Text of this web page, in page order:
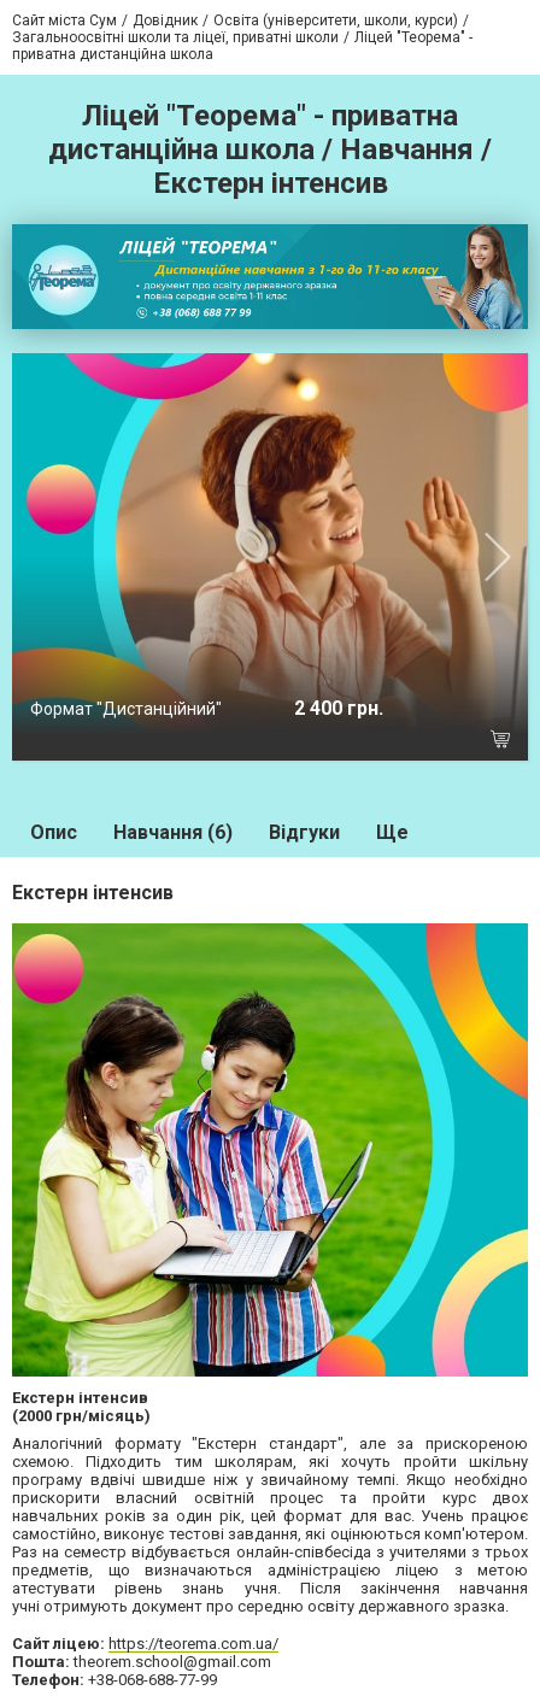
Сайт міста Сум Довідник
Освіта (університети, школи, курси)
Загальноосвітні школи та ліцеї, приватні школи
Ліцей "Теорема" -
приватна дистанційна школа
Ліцей "Теорема" - приватна
дистанційна школа / Навчання /
Екстерн інтенсив
Формат "Дистанційний" 2 400 грн.
Опис Навчання (6) Відгуки Ще
Екстерн інтенсив
Екстерн інтенсив
(2000 грн/місяць)
Аналогічний формату "Екстерн стандарт", але за прискореною
схемою. Підходить тим школярам, які хочуть пройти шкільну
програму вдвічі швидше ніж у звичайному темпі. Якщо необхідно
прискорити власний освітній процес та пройти курс двох
навчальних років за один рік, цей формат для вас. Учень працює
самостійно, виконує тестові завдання, які оцінюються комп'ютером.
Раз на семестр відбувається онлайн-співбесіда з учителями з трьох
предметів, що визначаються адміністрацією ліцею з метою
атестувати рівень знань учня. Після закінчення навчання
учні отримують документ про середню освіту державного зразка.
Сайт ліцею: https://teorema.com.ua/
Пошта: theorem.school@gmail.com
Телефон: +38-068-688-77-99